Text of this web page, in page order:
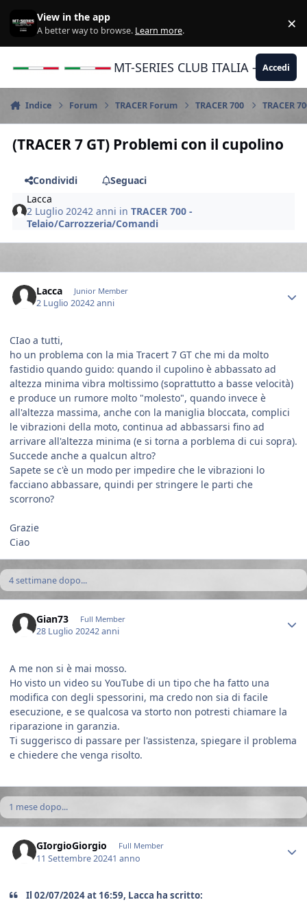
View in the app
A better way to browse. Learn more. ×
MT-SERIES CLUB ITALIA -Accedi
Indice Forum TRACER Forum TRACER 700 TRACER
(TRACER 7 GT) Problemi con il cupolino
Condividi
Seguaci
Lacca
2 Luglio 20242 anni inTRACER 700 -
Telaio/Carrozzeria/Comandi
Lacca Junior Member
2 Luglio 20242 anni
CIao a tutti,
ho un problema con la mia Tracert 7 GT che mi da molto
fastidio quando guido: quando il cupolino è abbassato ad
altezza minima vibra moltissimo (soprattutto a basse velocità)
e produce un rumore molto "molesto", quando invece è
all'altezza massima, anche con la maniglia bloccata, complici
le vibrazioni della moto, continua ad abbassarsi fino ad
arrivare all'altezza minima (e si torna a porblema di cui sopra).
Succede anche a qualcun altro?
Sapete se c'è un modo per impedire che le vibrazioni lo
facciano abbassare, quindi per stringere le parti che
scorrono?
Grazie
Ciao
4 settimane dopo...
Gian73 Full Member
28 Luglio 20242 anni
A me non si è mai mosso.
Ho visto un video su YouTube di un tipo che ha fatto una
modifica con degli spessorini, ma credo non sia di facile
esecuzione, e se qualcosa va storto non potresti chiamare la
riparazione in garanzia.
Ti suggerisco di passare per l'assistenza, spiegare il problema
e chiedere che venga risolto.
1 mese dopo...
GIorgioGiorgio Full Member
11 Settembre 20241 anno
Il 02/07/2024 at 16:59, Lacca ha scritto: